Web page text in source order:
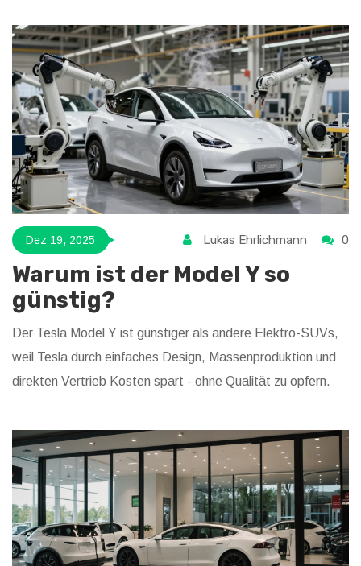
Dez 19, 2025 Lukas Ehrlichmann 0
Warum ist der Model Y so
günstig?
Der Tesla Model Y ist günstiger als andere Elektro-SUVs,
weil Tesla durch einfaches Design, Massenproduktion und
direkten Vertrieb Kosten spart - ohne Qualität zu opfern.